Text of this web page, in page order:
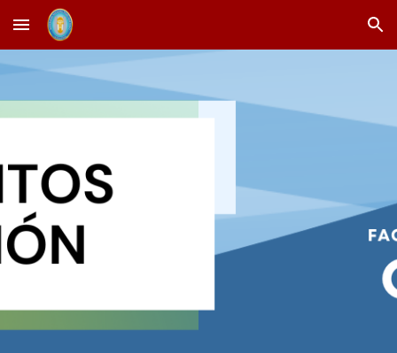
Skip to main content Skip to navigation